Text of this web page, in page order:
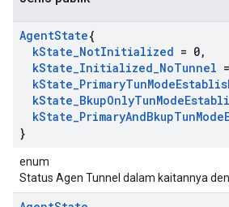
AgentState{
kState_NotInitialized = 0,
kState_Initialized_NoTunnel
kState_PrimaryTunMode
kState_BkupOnlyTunMode
kState_PrimaryAndBkupTunMode
}
enum
Status Agen Tunnel dalam kaitannya